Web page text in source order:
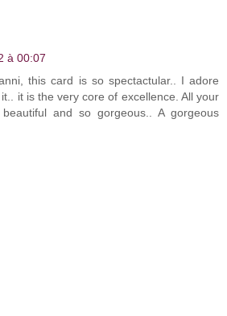
à 00:07
this card is so spectactular.. I adore
it is the very core of excellence. All your
and so gorgeous.. A gorgeous